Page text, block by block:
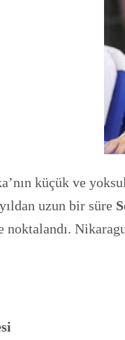
küçük ve
uzun bir süre
noktalandı.